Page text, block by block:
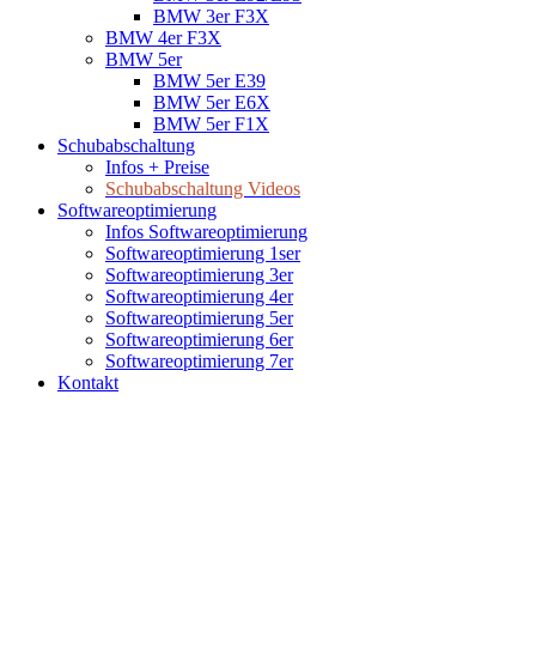
BMW 3er F3X
BMW 4er F3X
BMW 5er
BMW 5er E39
BMW 5er E6X
BMW 5er F1X
Schubabschaltung
Infos + Preise
Schubabschaltung Videos
Softwareoptimierung
Infos Softwareoptimierung
Softwareoptimierung 1ser
Softwareoptimierung 3er
Softwareoptimierung 4er
Softwareoptimierung 5er
Softwareoptimierung 6er
Softwareoptimierung 7er
Kontakt